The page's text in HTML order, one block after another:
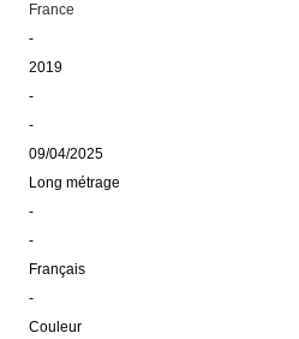
France
-
2019
-
-
09/04/2025
Long métrage
-
-
Français
-
Couleur